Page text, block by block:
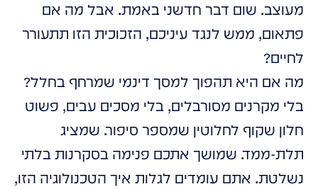
מעוצב. שום דבר חדשני באמת. אבל מה אם
פתאום, ממש לנגד עיניכם, הזכוכית הזו תתעורר
לחיים?
מה אם היא תהפוך למסך דינמי שמרחף בחלל?
בלי מקרנים מסורבלים, בלי מסכים עבים, פשוט
חלון שקוף לחלוטין שמספר סיפור. שמציג
תלת-ממד. שמושך אתכם פנימה בסקרנות בלתי
נשלטת. אתם עומדים לגלות איך הטכנולוגיה הזו,